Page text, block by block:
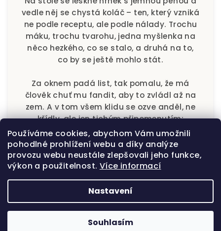
Používáme cookies, abychom Vám umožnili
pohodlné prohlížení webu a díky analýze
provozu webu neustále zlepšovali jeho funkce,
výkon a použitelnost. Více informací
Nastavení
Souhlasím
vedle něj se chystá koláč – ten, který vzniká
ne podle receptu, ale podle nálady. Trochu
máku, trochu tvarohu, jedna myšlenka na
něco hezkého, co se stalo, a druhá na to,
co by se ještě mohlo stát.
Za oknem padá list, tak pomalu, že má
člověk chuť mu fandit, aby to zvládl až na
zem. A v tom všem klidu se ozve anděl, ne
křídly, ale jen tichým připomenutím:
„Tohle je ten okamžik, na který se celý
den těšil.“
Usmějte se, zamíchejte kávu, zhluboka se
nadechněte – a nechte andělský klid
vstoupit i k vám domů.